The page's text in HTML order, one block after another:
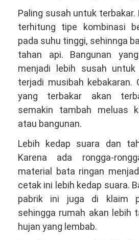
Paling susah untuk terbakar.
terhitung tipe kombinasi
pada suhu tinggi, sehinnga
tahan api. Bangunan
menjadi lebih susah untuk
terjadi musibah kebakaran.
yang terbakar akan
semakin tambah meluas
atau bangunan.
Lebih kedap suara dan
Karena ada rongga-
material bata ringan
cetak ini lebih kedap suara.
pabrik ini juga di klaim
sehingga rumah akan lebih
hujan yang lembab.